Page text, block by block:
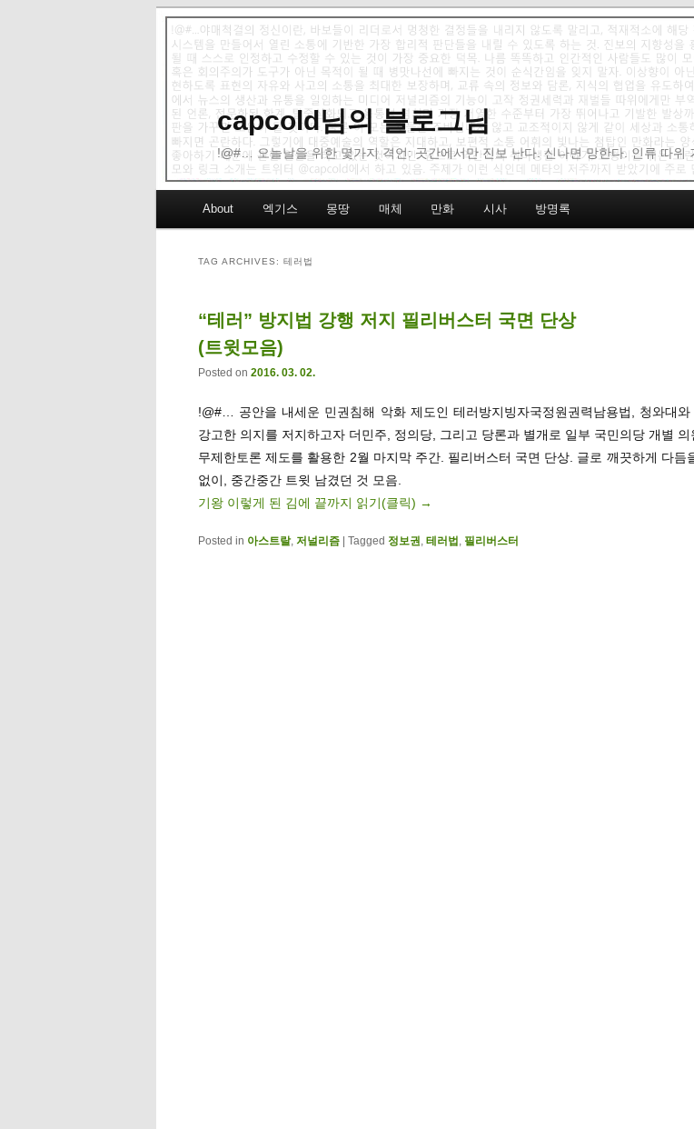
capcold님의 블로그님
!@#… 오늘날을 위한 몇가지 격언: 곳간에서만 진보 난다. 신나면 망한다. 인류 따위
Skip to primary content
Skip to secondary content
About 엑기스 몽땅 매체 만화 시사 방명록
TAG ARCHIVES: 테러법
“테러” 방지법 강행 저지 필리버스터 국면 단상
(트윗모음)
Posted on 2016. 03. 02.
!@#… 공안을 내세운 민권침해 악화 제도인 테러방지빙자국정원권력남용법, 청와대와
강고한 의지를 저지하고자 더민주, 정의당, 그리고 당론과 별개로 일부 국민의당 개별 의
무제한토론 제도를 활용한 2월 마지막 주간. 필리버스터 국면 단상. 글로 깨끗하게 다듬
없이, 중간중간 트윗 남겼던 것 모음.
기왕 이렇게 된 김에 끝까지 읽기(클릭) →
Posted in 아스트랄, 저널리즘 Tagged 정보권, 테러법 , 필리버스터